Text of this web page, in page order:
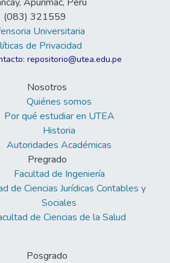
(083) 321559
Universitaria
de Privacidad
repositorio@utea.edu.pe
Nosotros
Quiénes somos
Por qué estudiar en UTEA
Historia
Autoridades Académicas
Pregrado
Facultad de Ingeniería
de Ciencias Jurídicas Contables y
Sociales
de Ciencias de la Salud
Posgrado